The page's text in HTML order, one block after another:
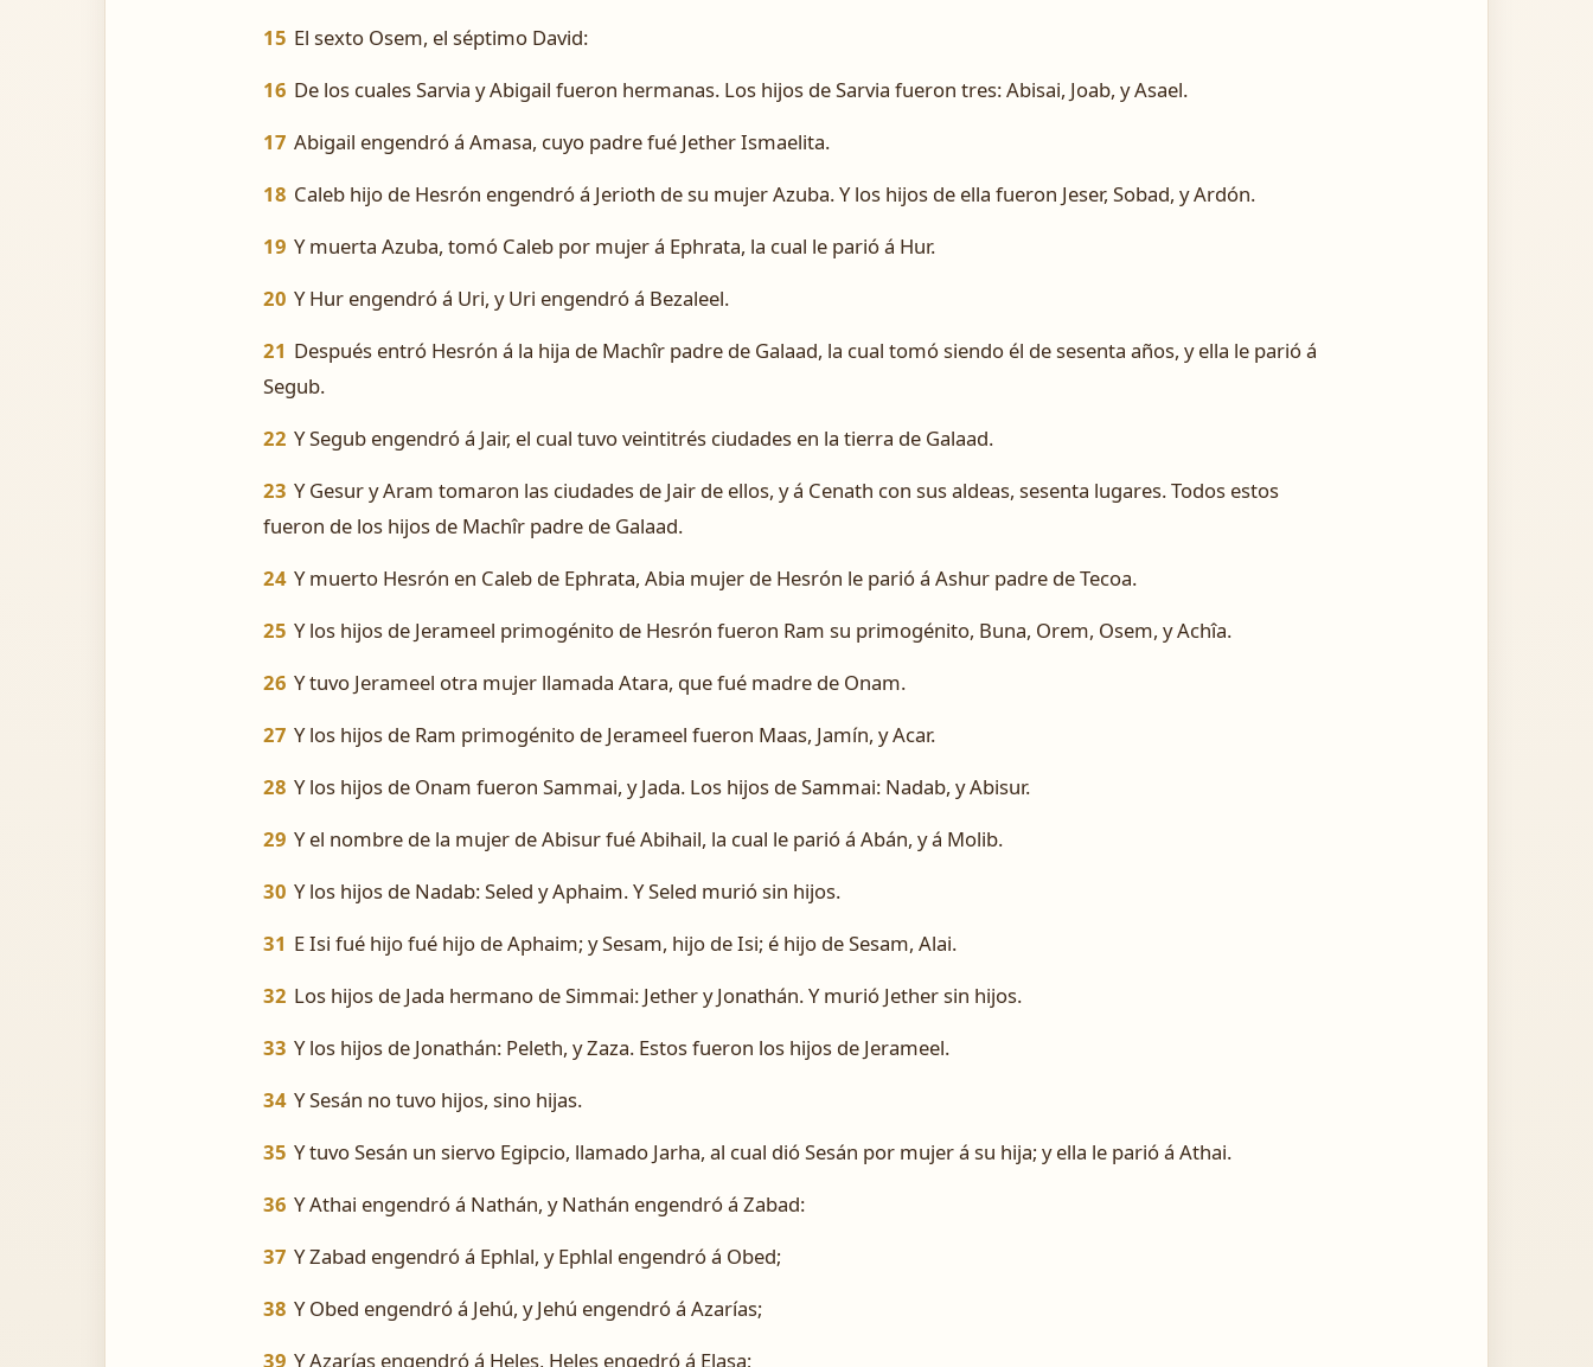
15 El sexto Osem, el séptimo David:
16 De los cuales Sarvia y Abigail fueron hermanas. Los hijos de Sarvia fueron tres: Abisai, Joab, y Asael.
17 Abigail engendró á Amasa, cuyo padre fué Jether Ismaelita.
18 Caleb hijo de Hesrón engendró á Jerioth de su mujer Azuba. Y los hijos de ella fueron Jeser, Sobad, y Ardón.
19 Y muerta Azuba, tomó Caleb por mujer á Ephrata, la cual le parió á Hur.
20 Y Hur engendró á Uri, y Uri engendró á Bezaleel.
21 Después entró Hesrón á la hija de Machîr padre de Galaad, la cual tomó siendo él de sesenta años, y ella le parió á
Segub.
22 Y Segub engendró á Jair, el cual tuvo veintitrés ciudades en la tierra de Galaad.
23 Y Gesur y Aram tomaron las ciudades de Jair de ellos, y á Cenath con sus aldeas, sesenta lugares. Todos estos
fueron de los hijos de Machîr padre de Galaad.
24 Y muerto Hesrón en Caleb de Ephrata, Abia mujer de Hesrón le parió á Ashur padre de Tecoa.
25 Y los hijos de Jerameel primogénito de Hesrón fueron Ram su primogénito, Buna, Orem, Osem, y Achîa.
26 Y tuvo Jerameel otra mujer llamada Atara, que fué madre de Onam.
27 Y los hijos de Ram primogénito de Jerameel fueron Maas, Jamín, y Acar.
28 Y los hijos de Onam fueron Sammai, y Jada. Los hijos de Sammai: Nadab, y Abisur.
29 Y el nombre de la mujer de Abisur fué Abihail, la cual le parió á Abán, y á Molib.
30 Y los hijos de Nadab: Seled y Aphaim. Y Seled murió sin hijos.
31 E Isi fué hijo fué hijo de Aphaim; y Sesam, hijo de Isi; é hijo de Sesam, Alai.
32 Los hijos de Jada hermano de Simmai: Jether y Jonathán. Y murió Jether sin hijos.
33 Y los hijos de Jonathán: Peleth, y Zaza. Estos fueron los hijos de Jerameel.
34 Y Sesán no tuvo hijos, sino hijas.
35 Y tuvo Sesán un siervo Egipcio, llamado Jarha, al cual dió Sesán por mujer á su hija; y ella le parió á Athai.
36 Y Athai engendró á Nathán, y Nathán engendró á Zabad:
37 Y Zabad engendró á Ephlal, y Ephlal engendró á Obed;
38 Y Obed engendró á Jehú, y Jehú engendró á Azarías;
39 Y Azarías engendró á Heles, Heles engedró á Elasa;